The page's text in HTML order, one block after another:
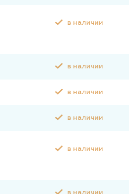
в наличии
в наличии
в наличии
в наличии
в наличии
в наличии